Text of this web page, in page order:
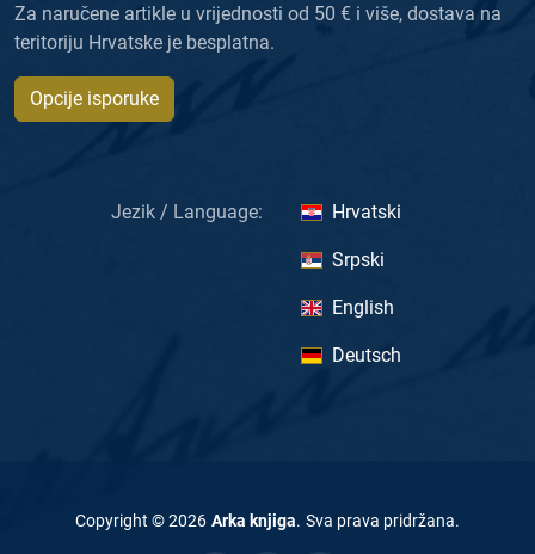
Za naručene artikle u vrijednosti od 50 € i više, dostava na
teritoriju Hrvatske je besplatna.
Opcije isporuke
Jezik / Language: Hrvatski
Srpski
English
Deutsch
Copyright ©2026 Arka knjiga. Sva prava pridržana.